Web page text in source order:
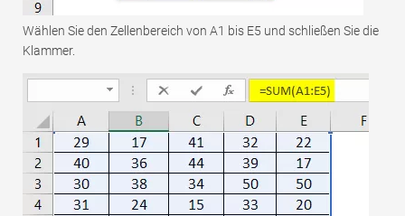
Wählen Sie den Zellenbereich von A1 bis E5 und schließen Sie die
Klammer.